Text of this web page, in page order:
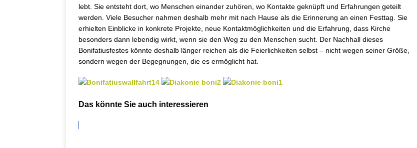
lebt. Sie entsteht dort, wo Menschen einander zuhören, wo Kontakte geknüpft und Erfahrungen geteilt
werden. Viele Besucher nahmen deshalb mehr mit nach Hause als die Erinnerung an einen Festtag. Sie
erhielten Einblicke in konkrete Projekte, neue Kontaktmöglichkeiten und die Erfahrung, dass Kirche
besonders dann lebendig wirkt, wenn sie den Weg zu den Menschen sucht. Der Nachhall dieses
Bonifatiusfestes könnte deshalb länger reichen als die Feierlichkeiten selbst – nicht wegen seiner Größe,
sondern wegen der Begegnungen, die es ermöglicht hat.
Das könnte Sie auch interessieren